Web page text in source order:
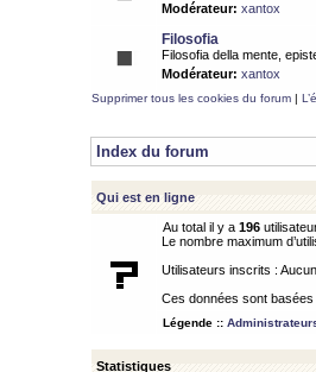
Modérateur: xantox
Filosofia
Filosofia della mente,
Modérateur: xantox
Supprimer tous les cookies du forum |
Index du forum
Qui est en ligne
Au total il y a 196
Le nombre maximum
Utilisateurs inscrits :
Ces données sont
Légende ::
Statistiques